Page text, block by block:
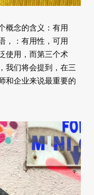
概念的含义：有用
，：有用性，可用
使用，而第三个术
我们将会提到，在三
和企业来说最重要的